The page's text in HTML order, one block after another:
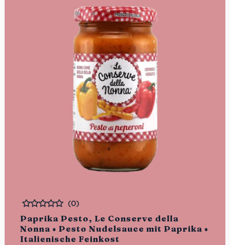
Paprika Pesto, Le Conserve della
Nonna • Pesto Nudelsauce mit Paprika •
Italienische Feinkost
Bewertet
(0)